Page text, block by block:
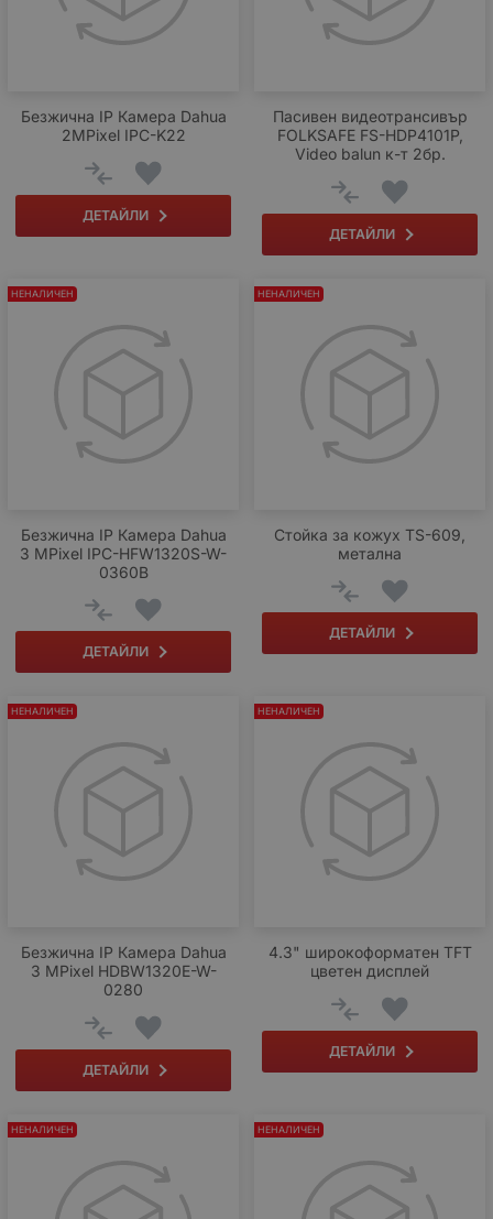
Безжична IP Камера Dahua
2MPixel IPC-K22
ДЕТАЙЛИ
Пасивен видеотрансивър
FOLKSAFE FS-HDP4101P,
Video balun к-т 2бр.
ДЕТАЙЛИ
Безжична IP Камера Dahua
3 MPixel IPC-HFW1320S-W-
0360B
ДЕТАЙЛИ
НЕНАЛИЧЕН
Стойка за кожух TS-609,
метална
ДЕТАЙЛИ
НЕНАЛИЧЕН
Безжична IP Камера Dahua
3 МPixel HDBW1320E-W-
0280
ДЕТАЙЛИ
НЕНАЛИЧЕН
4.3" широкоформатен TFT
цветен дисплей
ДЕТАЙЛИ
НЕНАЛИЧЕН
НЕНАЛИЧЕН НЕНАЛИЧЕН